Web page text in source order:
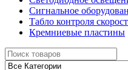
Сигнальное
Табло контроля
Кремниевые пластины
Найти: